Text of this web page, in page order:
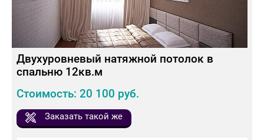
Двухуровневый натяжной потолок в
спальню 12кв.м
Стоимость: 20 100 руб.
Заказать такой же